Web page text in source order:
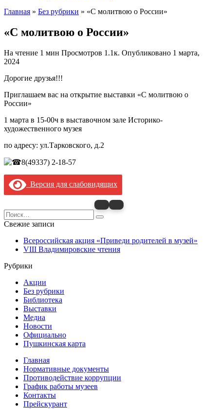
Главная » Без рубрики » «С молитвою о России»
«С молитвою о России»
На чтение 1 мин Просмотров 1.1к. Опубликовано 1 марта,
2024
Дорогие друзья!!!
Приглашаем вас на открытие выставки «С молитвою о
России»
1 марта в 15-00ч в выставочном зале Историко-
художественного музея
по адресу: ул.Тарковского, д.2
8(49337) 2-18-57
Версия для слабовидящих
Search
for:
Свежие записи
Всероссийская акция «Приведи родителей в музей»
VIII Владимировские чтения
Рубрики
Акции
Без рубрики
Библиотека
Выставки
Медиа
Новости
Официально
Пушкинская карта
Главная
Нормативные документы
Противодействие коррупции
График работы музеев
Контакты
Прейскурант